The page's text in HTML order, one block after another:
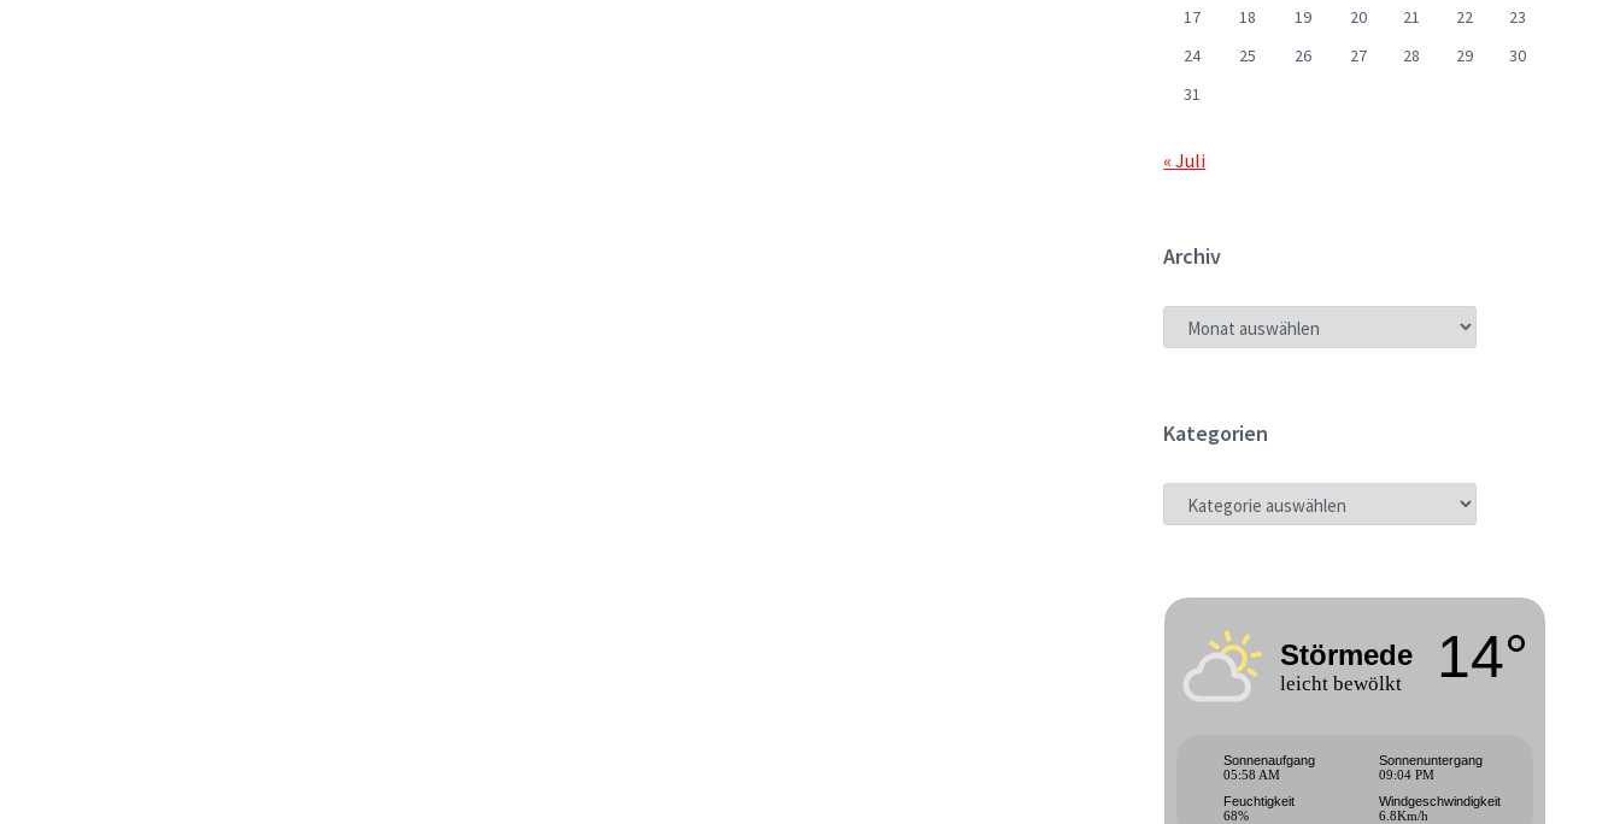
17
18 19 20 21 22
23
24
25 26 27 28 29
30
31
« Juli
Archiv
ARCHIV
Kategorien
KATEGORIEN
Störmede
leicht bewölkt 14°
Sonnenaufgang
05:58 AM
Sonnenuntergang
09:04 PM
Feuchtigkeit
68%
Windgeschwindigkeit
6.8Km/h